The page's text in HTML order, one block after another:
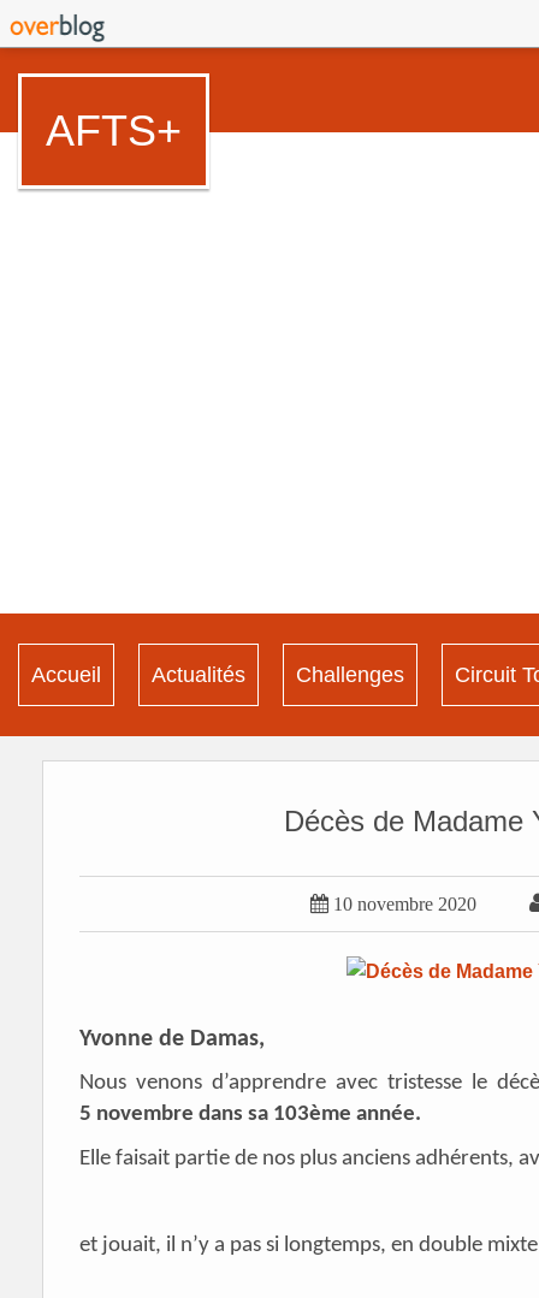
AFTS+
Accueil Actualités Challenges Circuit
Décès de Madame
 10 novembre 2020
Yvonne de Damas,
Nous venons d’apprendre avec tristesse le
5 novembre dans sa 103ème année.
Elle faisait partie de nos plus anciens adhérents,
et jouait, il n’y a pas si longtemps, en double